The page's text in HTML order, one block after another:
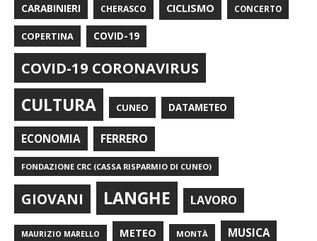
CARABINIERI CHERASCO CICLISMO CONCERTO
COPERTINA COVID-19
COVID-19 CORONAVIRUS
CULTURA CUNEO DATAMETEO
ECONOMIA FERRERO
FONDAZIONE CRC (CASSA RISPARMIO DI CUNEO)
GIOVANI LANGHE LAVORO
MAURIZIO MARELLO METEO MONTÀ MUSICA